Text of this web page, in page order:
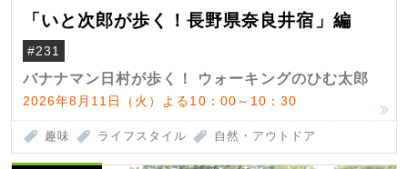
「いと次郎が歩く！長野県奈良井宿」編
#231
バナナマン日村が歩く！ ウォーキングのひむ太郎
2026年8月11日（火）よる10：00～10：30
趣味 ライフスタイル 自然・アウトドア